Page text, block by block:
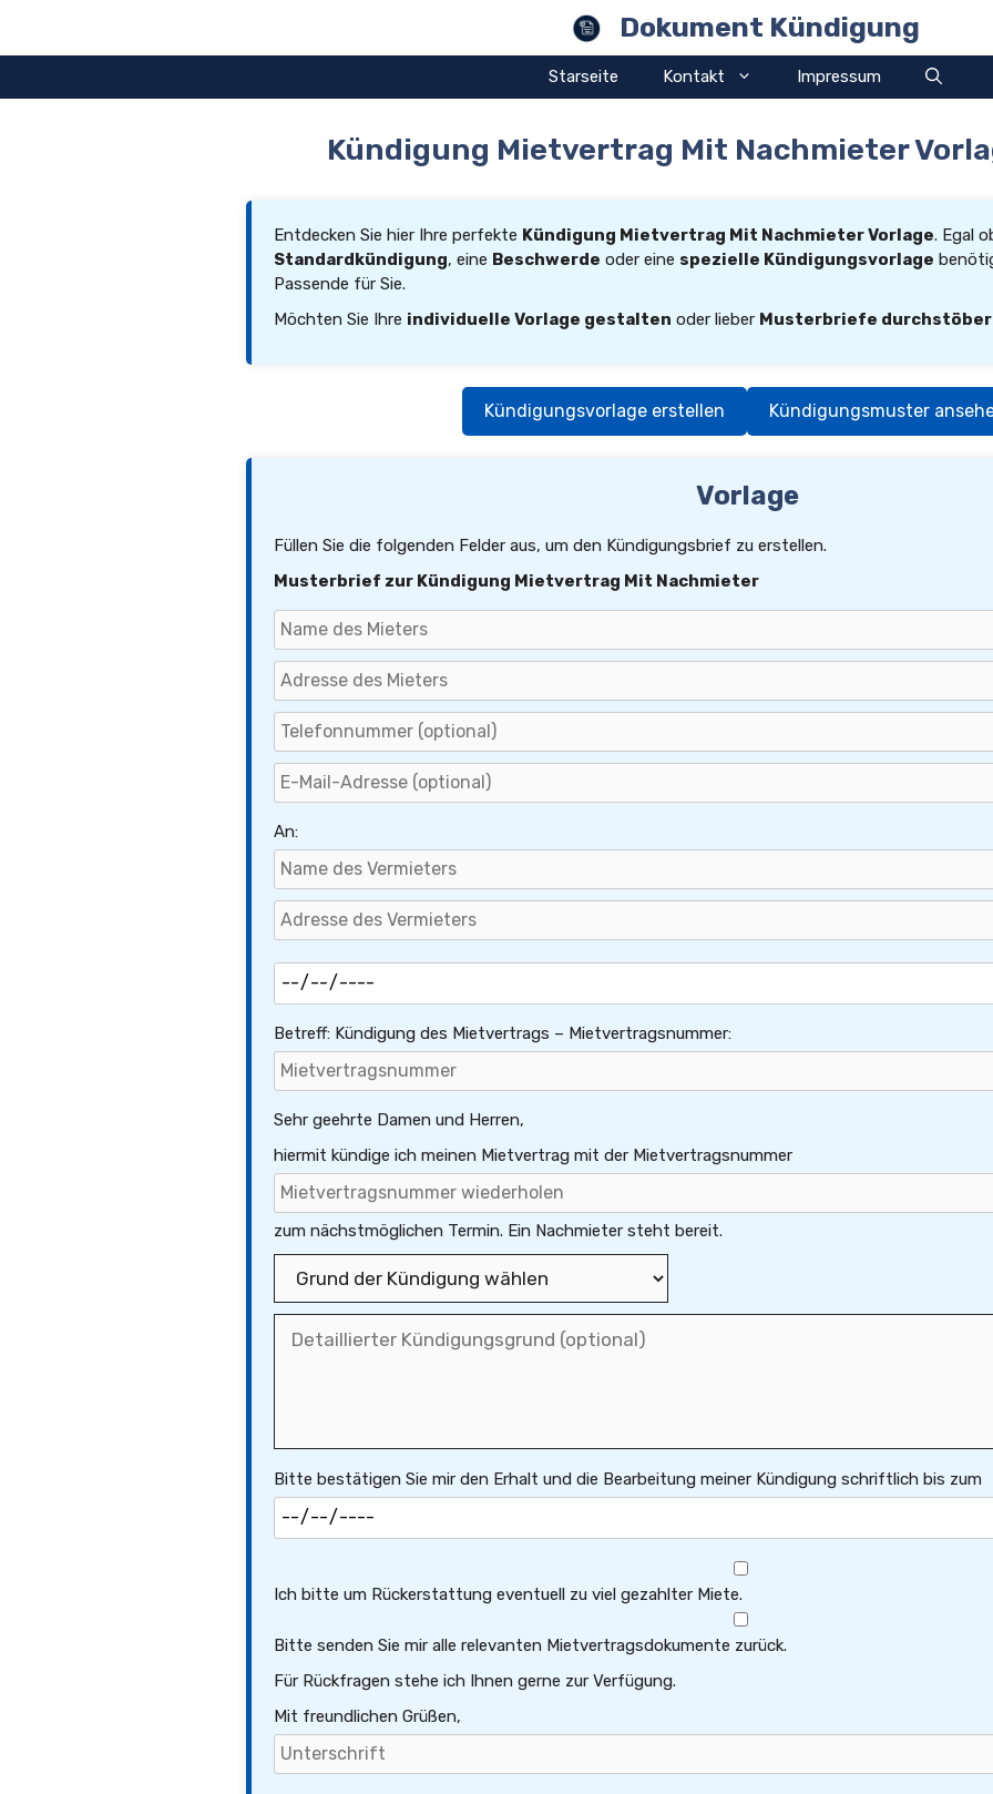
springen
Dokument Kündigung
Starseite Kontakt Impressum
Kündigung Mietvertrag Mit Nachmieter
Entdecken Sie hier Ihre perfekte Kündigung Mietvertrag Mit Nachmieter Vorlage. Egal
Standardkündigung, eine Beschwerde oder eine spezielle Kündigungsvorlage
Passende für Sie.
Möchten Sie Ihre individuelle Vorlage gestalten oder lieber Musterbriefe
Kündigungsvorlage erstellen Kündigungsmuster
Vorlage
Füllen Sie die folgenden Felder aus, um den Kündigungsbrief zu erstellen.
Musterbrief zur Kündigung Mietvertrag Mit Nachmieter
An:
Betreff: Kündigung des Mietvertrags – Mietvertragsnummer:
Sehr geehrte Damen und Herren,
hiermit kündige ich meinen Mietvertrag mit der Mietvertragsnummer
zum nächstmöglichen Termin. Ein Nachmieter steht bereit.
Bitte bestätigen Sie mir den Erhalt und die Bearbeitung meiner Kündigung schriftlich bis zum
Ich bitte um Rückerstattung eventuell zu viel gezahlter Miete.
Bitte senden Sie mir alle relevanten Mietvertragsdokumente zurück.
Für Rückfragen stehe ich Ihnen gerne zur Verfügung.
Mit freundlichen Grüßen,